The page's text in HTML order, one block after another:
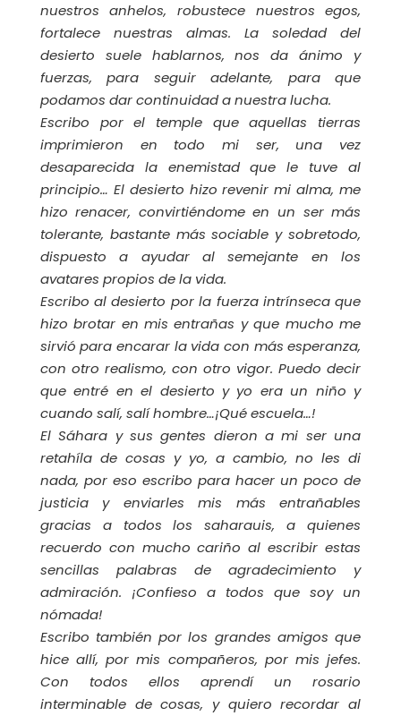
nuestros anhelos, robustece nuestros egos,
fortalece nuestras almas. La soledad del
desierto suele hablarnos, nos da ánimo y
fuerzas, para seguir adelante, para que
podamos dar continuidad a nuestra lucha.
Escribo por el temple que aquellas tierras
imprimieron en todo mi ser, una vez
desaparecida la enemistad que le tuve al
principio… El desierto hizo revenir mi alma, me
hizo renacer, convirtiéndome en un ser más
tolerante, bastante más sociable y sobretodo,
dispuesto a ayudar al semejante en los
avatares propios de la vida.
Escribo al desierto por la fuerza intrínseca que
hizo brotar en mis entrañas y que mucho me
sirvió para encarar la vida con más esperanza,
con otro realismo, con otro vigor. Puedo decir
que entré en el desierto y yo era un niño y
cuando salí, salí hombre…¡Qué escuela…!
El Sáhara y sus gentes dieron a mi ser una
retahíla de cosas y yo, a cambio, no les di
nada, por eso escribo para hacer un poco de
justicia y enviarles mis más entrañables
gracias a todos los saharauis, a quienes
recuerdo con mucho cariño al escribir estas
sencillas palabras de agradecimiento y
admiración. ¡Confieso a todos que soy un
nómada!
Escribo también por los grandes amigos que
hice allí, por mis compañeros, por mis jefes.
Con todos ellos aprendí un rosario
interminable de cosas, y quiero recordar al